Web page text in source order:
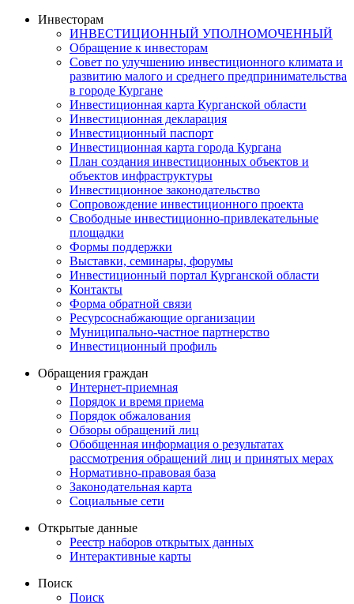
Инвесторам
ИНВЕСТИЦИОННЫЙ УПОЛНОМОЧЕННЫЙ
Обращение к инвесторам
Совет по улучшению инвестиционного климата и
развитию малого и среднего предпринимательства
в городе Кургане
Инвестиционная карта Курганской области
Инвестиционная декларация
Инвестиционный паспорт
Инвестиционная карта города Кургана
План создания инвестиционных объектов и
объектов инфраструктуры
Инвестиционное законодательство
Сопровождение инвестиционного проекта
Свободные инвестиционно-привлекательные
площадки
Формы поддержки
Выставки, семинары, форумы
Инвестиционный портал Курганской области
Контакты
Форма обратной связи
Ресурсоснабжающие организации
Муниципально-частное партнерство
Инвестиционный профиль
Обращения граждан
Интернет-приемная
Порядок и время приема
Порядок обжалования
Обзоры обращений лиц
Обобщенная информация о результатах
рассмотрения обращений лиц и принятых мерах
Нормативно-правовая база
Законодательная карта
Социальные сети
Открытые данные
Реестр наборов открытых данных
Интерактивные карты
Поиск
Поиск